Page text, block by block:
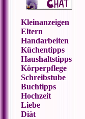
Kleinanzeigen
Eltern
Handarbeiten
Küchentipps
Haushaltstipps
Körperpflege
Schreibstube
Buchtipps
Hochzeit
Liebe
Diät